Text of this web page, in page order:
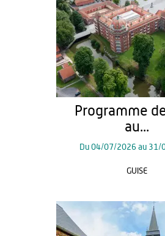
Programme
au...
Du04/07/2026 au 31/
GUISE